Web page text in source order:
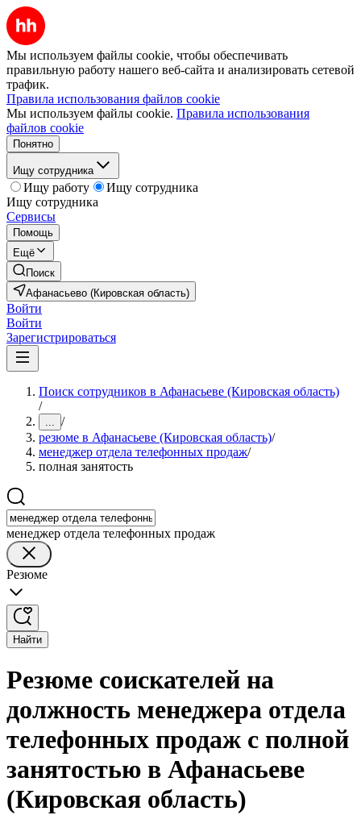
Мы используем файлы cookie, чтобы обеспечивать
правильную работу нашего веб-сайта и анализировать сетевой
трафик.
Правила использования файлов cookie
Мы используем файлы cookie. Правила использования
файлов cookie
Понятно
Ищу сотрудника
Ищу работу
Ищу сотрудника
Ищу сотрудника
Сервисы
Помощь
Ещё
Поиск
Афанасьево (Кировская область)
Войти
Войти
Зарегистрироваться
Поиск сотрудников в Афанасьеве (Кировская область)
/
... /
резюме в Афанасьеве (Кировская область)/
менеджер отдела телефонных продаж/
полная занятость
менеджер отдела телефонных продаж
Резюме
Найти
Резюме соискателей на
должность менеджера отдела
телефонных продаж с полной
занятостью в Афанасьеве
(Кировская область)